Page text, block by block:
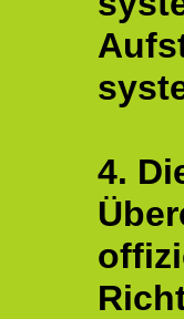
4.